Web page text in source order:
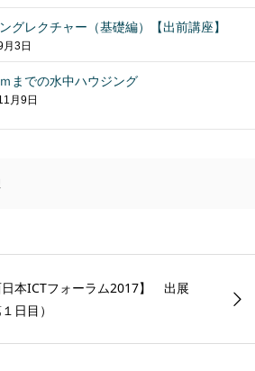
グレクチャー（基礎編）【出前講座】
3日
までの水中ハウジング
月9日
日本ICTフォーラム2017】 出展
１日目）